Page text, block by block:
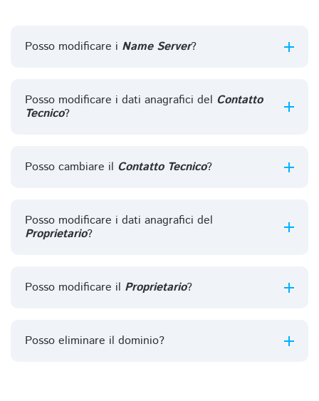
Posso modificare i Name Server?
Posso modificare i dati anagrafici del Contatto
Tecnico?
Posso cambiare il Contatto Tecnico?
Posso modificare i dati anagrafici del
Proprietario?
Posso modificare il Proprietario?
Posso eliminare il dominio?